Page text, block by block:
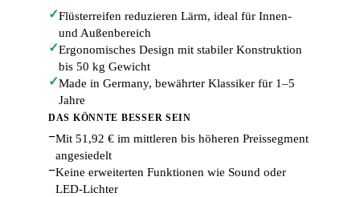
✓Flüsterreifen reduzieren Lärm, ideal für Innen-
und Außenbereich
✓Ergonomisches Design mit stabiler Konstruktion
bis 50 kg Gewicht
✓Made in Germany, bewährter Klassiker für 1–5
Jahre
DAS KÖNNTE BESSER SEIN
−Mit 51,92 € im mittleren bis höheren Preissegment
angesiedelt
−Keine erweiterten Funktionen wie Sound oder
LED-Lichter